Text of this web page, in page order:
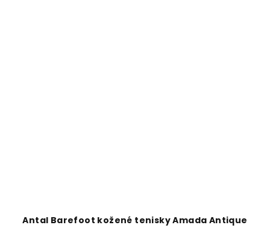
Antal Barefoot kožené tenisky Amada Antique